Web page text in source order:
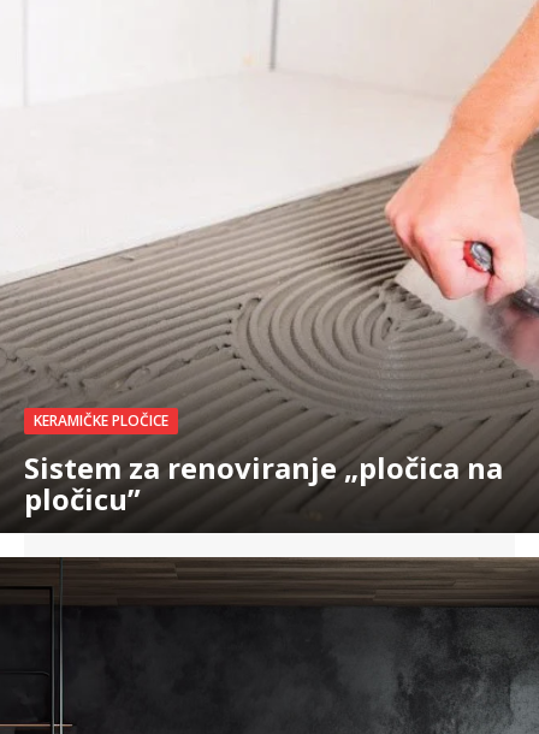
KERAMIČKE PLOČICE
Sistem za renoviranje „pločica na
pločicu”